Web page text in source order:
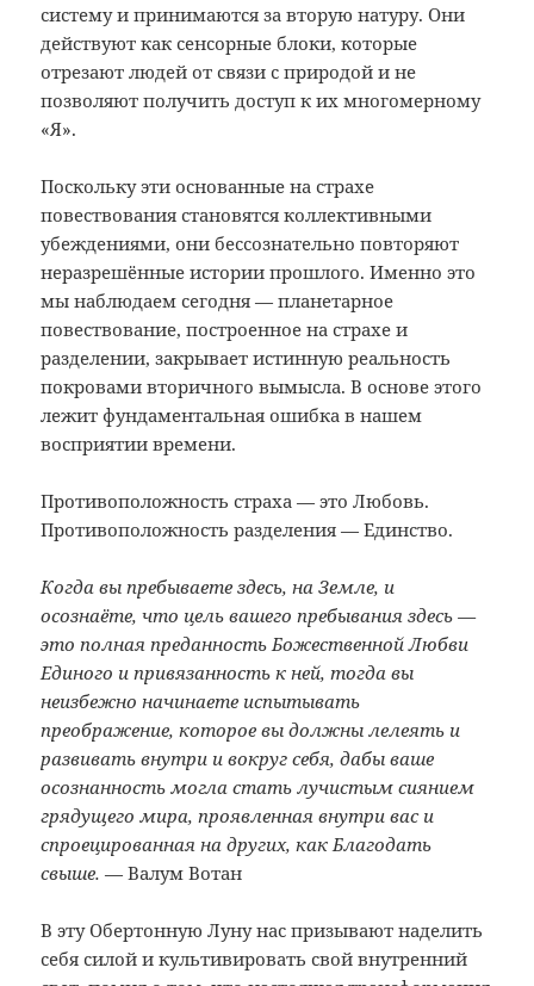
систему и принимаются за вторую натуру. Они
действуют как сенсорные блоки, которые
отрезают людей от связи с природой и не
позволяют получить доступ к их многомерному
«Я».
Поскольку эти основанные на страхе
повествования становятся коллективными
убеждениями, они бессознательно повторяют
неразрешённые истории прошлого. Именно это
мы наблюдаем сегодня — планетарное
повествование, построенное на страхе и
разделении, закрывает истинную реальность
покровами вторичного вымысла. В основе этого
лежит фундаментальная ошибка в нашем
восприятии времени.
Противоположность страха — это Любовь.
Противоположность разделения — Единство.
Когда вы пребываете здесь, на Земле, и
осознаёте, что цель вашего пребывания здесь —
это полная преданность Божественной Любви
Единого и привязанность к ней, тогда вы
неизбежно начинаете испытывать
преображение, которое вы должны лелеять и
развивать внутри и вокруг себя, дабы ваше
осознанность могла стать лучистым сиянием
грядущего мира, проявленная внутри вас и
спроецированная на других, как Благодать
свыше. — Валум Вотан
В эту Обертонную Луну нас призывают наделить
себя силой и культивировать свой внутренний